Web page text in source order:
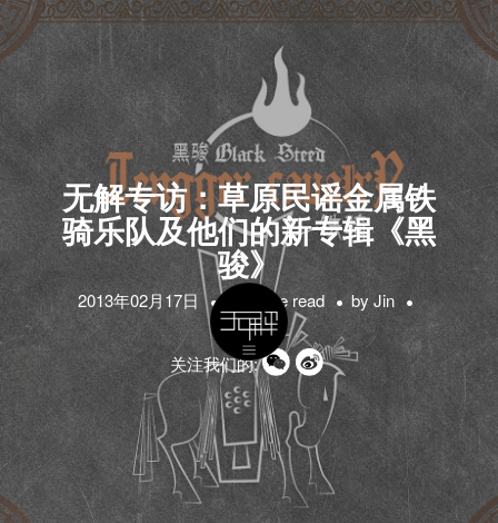
无解专访：草原民谣金属铁
骑乐队及他们的新专辑《黑
骏》
2013年02月17日 1 minute read by Jin
关注我们的: